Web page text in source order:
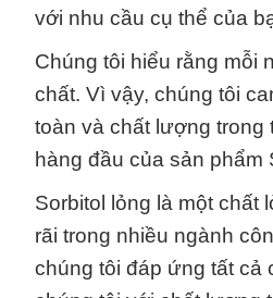
với nhu cầu cụ thể của
Chúng tôi hiểu rằng mỗi
chất. Vì vậy, chúng tôi
toàn và chất lượng trong
hàng đầu của sản phẩm
Sorbitol lỏng là một
rãi trong nhiều ngành
chúng tôi đáp ứng tất cả